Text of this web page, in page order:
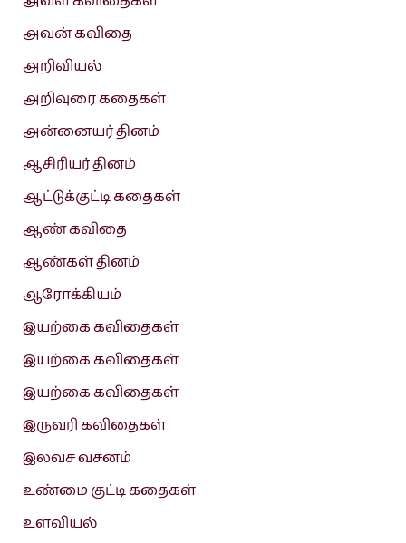
அவன் கவிதை
அறிவியல்
அறிவுரை கதைகள்
அன்னையர் தினம்
ஆசிரியர் தினம்
ஆட்டுக்குட்டி கதைகள்
ஆண் கவிதை
ஆண்கள் தினம்
ஆரோக்கியம்
இயற்கை கவிதைகள்
இயற்கை கவிதைகள்
இயற்கை கவிதைகள்
இருவரி கவிதைகள்
இலவச வசனம்
உண்மை குட்டி கதைகள்
உளவியல்